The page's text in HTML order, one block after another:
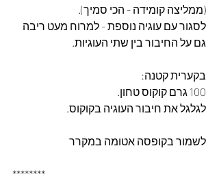
(ממליצה קומידה - הכי סמיך).
לסגור עם עוגיה נוספת - למרוח מעט ריבה
גם על החיבור בין שתי העוגיות.
בקערית קטנה:
100 גרם קוקוס טחון.
לגלגל את חיבור העוגיה בקוקוס.
לשמור בקופסה אטומה במקרר
********